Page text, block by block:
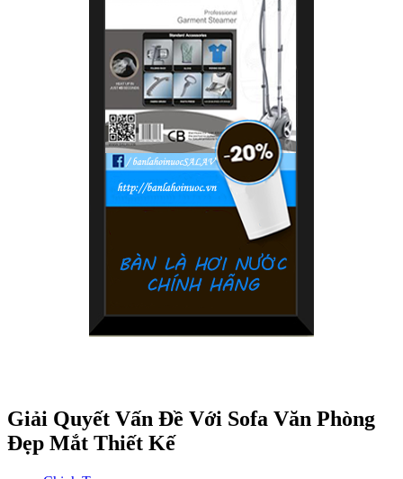
Giải Quyết Vấn Đề Với Sofa Văn Phòng
Đẹp Mắt Thiết Kế